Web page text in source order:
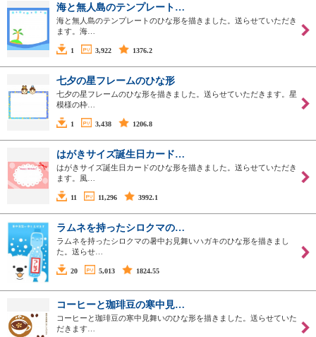
海と無人島のテンプレート…
海と無人島のテンプレートのひな形を描きました。送らせていただき
ます。海…
1 3,922 1376.2
七夕の星フレームのひな形
七夕の星フレームのひな形を描きました。送らせていただきます。星
模様の枠…
1 3,438 1206.8
はがきサイズ誕生日カード…
はがきサイズ誕生日カードのひな形を描きました。送らせていただき
ます。風…
11 11,296 3992.1
ラムネを持ったシロクマの…
ラムネを持ったシロクマの暑中お見舞いハガキのひな形を描きまし
た。送らせ…
20 5,013 1824.55
コーヒーと珈琲豆の寒中見…
コーヒーと珈琲豆の寒中見舞いのひな形を描きました。送らせていた
だきます…